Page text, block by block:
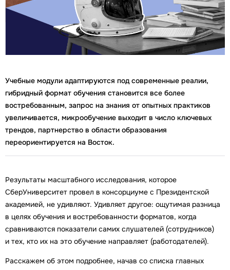
Учебные модули адаптируются под современные реалии,
гибридный формат обучения становится все более
востребованным, запрос на знания от опытных практиков
увеличивается, микрообучение выходит в число ключевых
трендов, партнерство в области образования
переориентируется на Восток.
Результаты масштабного исследования, которое
СберУниверситет провел в консорциуме с Президентской
академией, не удивляют. Удивляет другое: ощутимая разница
в целях обучения и востребованности форматов, когда
сравниваются показатели самих слушателей (сотрудников)
и тех, кто их на это обучение направляет (работодателей).
Расскажем об этом подробнее, начав со списка главных